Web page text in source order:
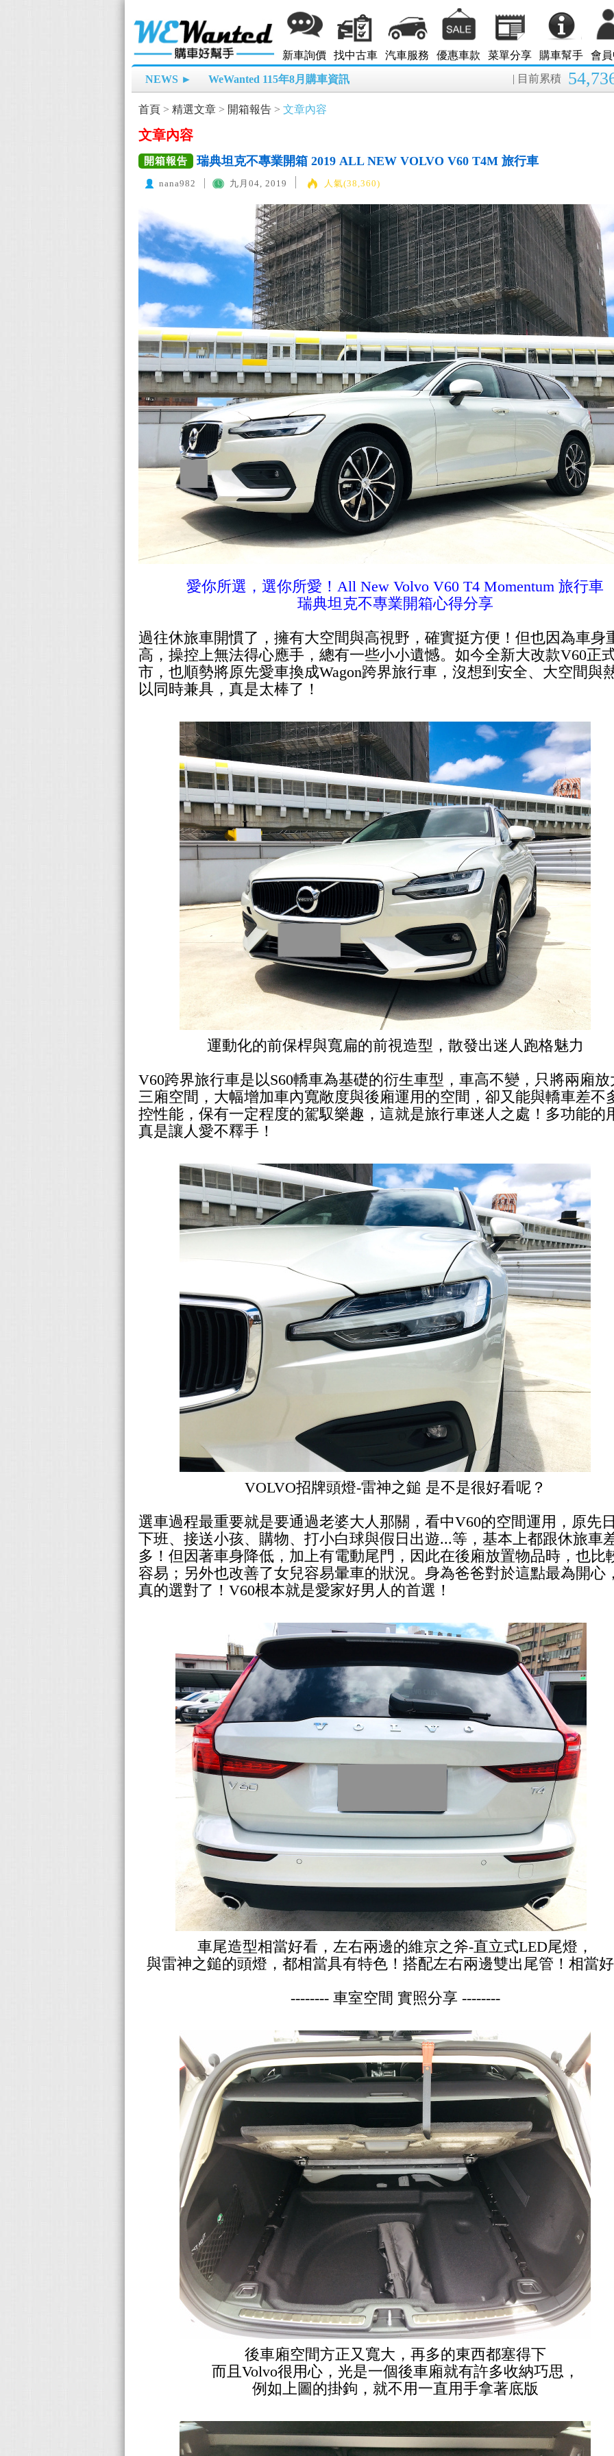
新車詢價 找中古車 汽車服務 優惠車款 菜單分享 購車幫手 會
NEWS ► WeWanted 115年8月購車資訊 | 目前累積
首頁 > 精選文章 > 開箱報告 > 文章內容
文章內容
開箱報告 瑞典坦克不專業開箱 2019 ALL NEW VOLVO V60 T4M 旅行車
nana982 九月04, 2019 人氣(38,360)
愛你所選，選你所愛！All New Volvo V60 T4 Momentum旅行車
瑞典坦克不專業開箱心得分享
過往休旅車開慣了，擁有大空間與高視野，確實挺方便！但也因為車身
高，操控上無法得心應手，總有一些小小遺憾。如今全新大改款V60正
市，也順勢將原先愛車換成Wagon跨界旅行車，沒想到安全、大空間與
以同時兼具，真是太棒了！
運動化的前保桿與寬扁的前視造型，散發出迷人跑格魅力
V60跨界旅行車是以S60轎車為基礎的衍生車型，車高不變，只將兩廂放
三廂空間，大幅增加車內寬敞度與後廂運用的空間，卻又能與轎車差不
控性能，保有一定程度的駕馭樂趣，這就是旅行車迷人之處！多功能的
真是讓人愛不釋手！
VOLVO招牌頭燈-雷神之鎚 是不是很好看呢？
選車過程最重要就是要通過老婆大人那關，看中V60的空間運用，原先
下班、接送小孩、購物、打小白球與假日出遊...等，基本上都跟休旅車
多！但因著車身降低，加上有電動尾門，因此在後廂放置物品時，也比
容易；另外也改善了女兒容易暈車的狀況。身為爸爸對於這點最為開心
真的選對了！V60根本就是愛家好男人的首選！
車尾造型相當好看，左右兩邊的維京之斧-直立式LED尾燈，
與雷神之鎚的頭燈，都相當具有特色！ 搭配左右兩邊雙出尾管！相當
-------- 車室空間 實照分享 --------
後車廂空間方正又寬大，再多的東西都塞得下
而且Volvo很用心，光是一個後車廂就有許多收納巧思，
例如上圖的掛鉤，就不用一直用手拿著底版